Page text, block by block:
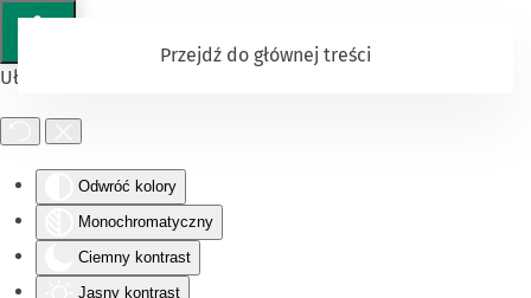
Ułatwienia dostępu
Odwróć kolory
Monochromatyczny
Ciemny kontrast
Jasny kontrast
Przejdź do głównej treści